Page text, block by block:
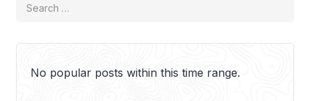
ulang tahun, prewedding, produk
No popular posts within this time range.